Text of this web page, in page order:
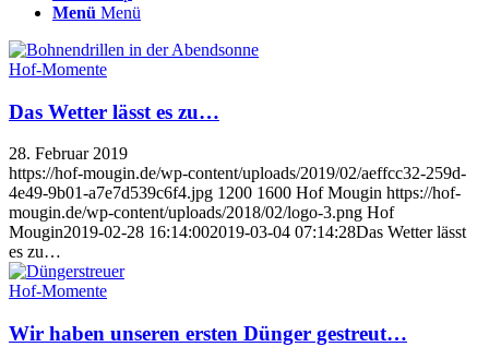
Menü Menü
Hof-Momente
Das Wetter lässt es zu…
28. Februar 2019
https://hof-mougin.de/wp-content/uploads/2019/02/aeffcc32-259d-
4e49-9b01-a7e7d539c6f4.jpg 1200 1600 Hof Mougin https://hof-
mougin.de/wp-content/uploads/2018/02/logo-3.png Hof
Mougin2019-02-28 16:14:002019-03-04 07:14:28Das Wetter lässt
es zu…
Hof-Momente
Wir haben unseren ersten Dünger gestreut…